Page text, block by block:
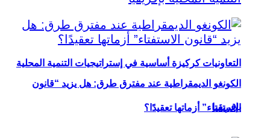
التعاونيات كركيزة أساسية في إستراتيجيات التنمية المحلية
بإفريقيا
الكونغو الديمقراطية عند مفترق طرق: هل يزيد “قانون
الاستفتاء” أزماتها تعقيدًا؟